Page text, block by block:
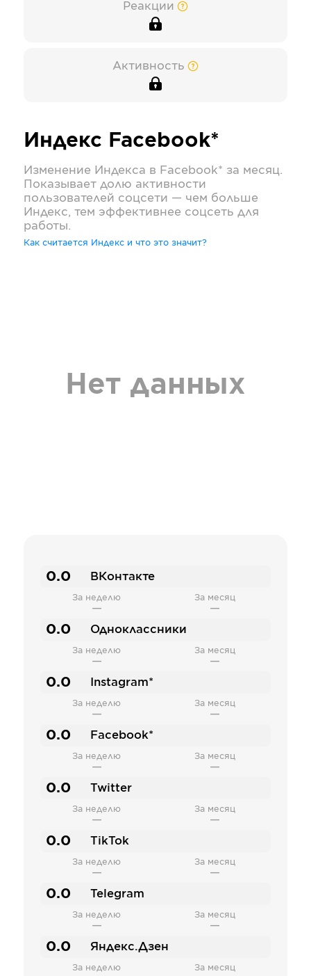
Реакции
Активность
Индекс Facebook*
Изменение Индекса в Facebook* за месяц.
Показывает долю активности
пользователей соцсети — чем больше
Индекс, тем эффективнее соцсеть для
работы.
Как считается Индекс и что это значит?
Нет данных
0.0 ВКонтакте
За неделю
—
За месяц
—
0.0 Одноклассники
За неделю
—
За месяц
—
0.0 Instagram*
За неделю
—
За месяц
—
0.0 Facebook*
За неделю
—
За месяц
—
0.0 Twitter
За неделю
—
За месяц
—
0.0 TikTok
За неделю
—
За месяц
—
0.0 Telegram
За неделю
—
За месяц
—
0.0 Яндекс.Дзен
За неделю За месяц